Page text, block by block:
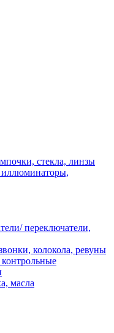
стекла, линзы
переключатели,
колокола, ревуны
масла